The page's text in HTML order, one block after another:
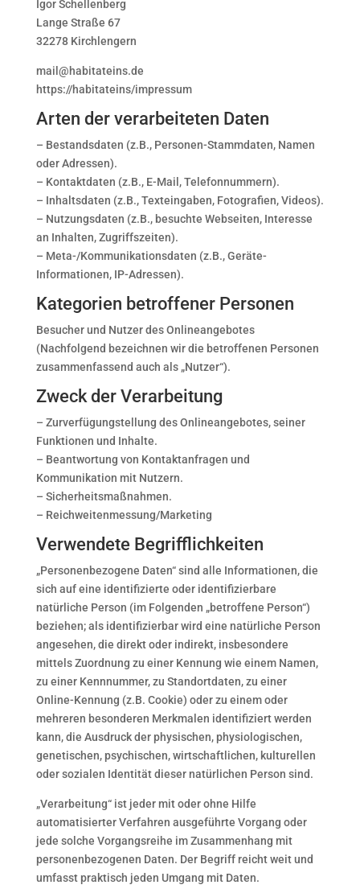
Igor Schellenberg
Lange Straße 67
32278 Kirchlengern
mail@habitateins.de
https://habitateins/impressum
Arten der verarbeiteten Daten
– Bestandsdaten (z.B., Personen-Stammdaten, Namen
oder Adressen).
– Kontaktdaten (z.B., E-Mail, Telefonnummern).
– Inhaltsdaten (z.B., Texteingaben, Fotografien, Videos).
– Nutzungsdaten (z.B., besuchte Webseiten, Interesse
an Inhalten, Zugriffszeiten).
– Meta-/Kommunikationsdaten (z.B., Geräte-
Informationen, IP-Adressen).
Kategorien betroffener Personen
Besucher und Nutzer des Onlineangebotes
(Nachfolgend bezeichnen wir die betroffenen Personen
zusammenfassend auch als „Nutzer“).
Zweck der Verarbeitung
– Zurverfügungstellung des Onlineangebotes, seiner
Funktionen und Inhalte.
– Beantwortung von Kontaktanfragen und
Kommunikation mit Nutzern.
– Sicherheitsmaßnahmen.
– Reichweitenmessung/Marketing
Verwendete Begrifflichkeiten
„Personenbezogene Daten“ sind alle Informationen, die
sich auf eine identifizierte oder identifizierbare
natürliche Person (im Folgenden „betroffene Person“)
beziehen; als identifizierbar wird eine natürliche Person
angesehen, die direkt oder indirekt, insbesondere
mittels Zuordnung zu einer Kennung wie einem Namen,
zu einer Kennnummer, zu Standortdaten, zu einer
Online-Kennung (z.B. Cookie) oder zu einem oder
mehreren besonderen Merkmalen identifiziert werden
kann, die Ausdruck der physischen, physiologischen,
genetischen, psychischen, wirtschaftlichen, kulturellen
oder sozialen Identität dieser natürlichen Person sind.
„Verarbeitung“ ist jeder mit oder ohne Hilfe
automatisierter Verfahren ausgeführte Vorgang oder
jede solche Vorgangsreihe im Zusammenhang mit
personenbezogenen Daten. Der Begriff reicht weit und
umfasst praktisch jeden Umgang mit Daten.